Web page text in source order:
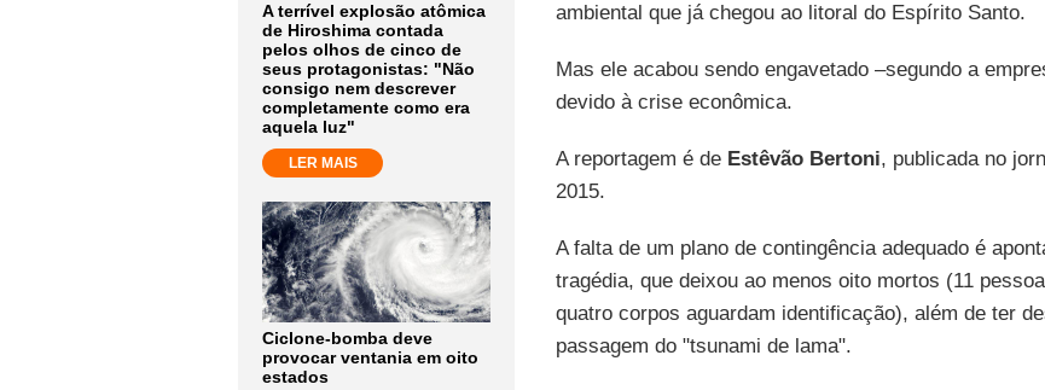
A terrível explosão atômica
de Hiroshima contada
pelos olhos de cinco de
seus protagonistas: "Não
consigo nem descrever
completamente como era
aquela luz"
LER MAIS
Ciclone-bomba deve
provocar ventania em oito
estados
ambiental que já chegou ao litoral do Espírito Santo.
Mas ele acabou sendo engavetado –segundo a
devido à crise econômica.
A reportagem é de Estêvão Bertoni, publicada no
2015.
A falta de um plano de contingência adequado é
tragédia, que deixou ao menos oito mortos (11
quatro corpos aguardam identificação), além de ter
passagem do "tsunami de lama".